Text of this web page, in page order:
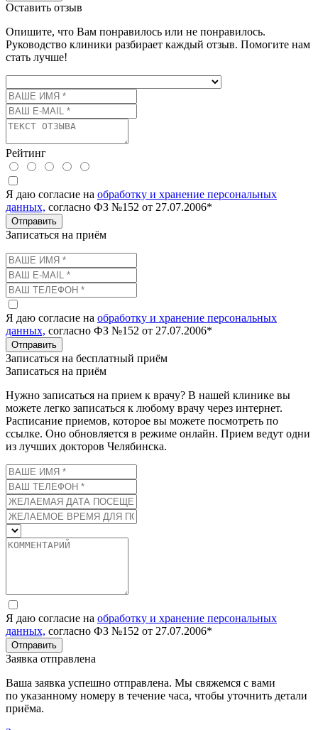
Оставить отзыв
Опишите, что Вам понравилось или не понравилось.
Руководство клиники разбирает каждый отзыв. Помогите нам
стать лучше!
Рейтинг
Я даю согласие на обработку и хранение персональных
данных, согласно ФЗ №152 от 27.07.2006*
Отправить
Записаться на приём
Я даю согласие на обработку и хранение персональных
данных, согласно ФЗ №152 от 27.07.2006*
Отправить
Записаться на бесплатный приём
Записаться на приём
Нужно записаться на прием к врачу? В нашей клинике вы
можете легко записаться к любому врачу через интернет.
Расписание приемов, которое вы можете посмотреть по
ссылке. Оно обновляется в режиме онлайн. Прием ведут одни
из лучших докторов Челябинска.
Я даю согласие на обработку и хранение персональных
данных, согласно ФЗ №152 от 27.07.2006*
Отправить
Заявка отправлена
Ваша заявка успешно отправлена. Мы свяжемся с вами
по указанному номеру в течение часа, чтобы уточнить детали
приёма.